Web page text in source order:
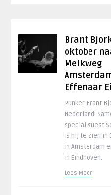
Brant
oktober
Melkweg
Effenaar
Punker Brant
Nederland!
special guest
is hij te zien in
in Amsterdam
in Eindhoven.
Lees Meer